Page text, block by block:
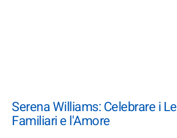
Serena Williams: Celebrare i
Familiari e l'Amore